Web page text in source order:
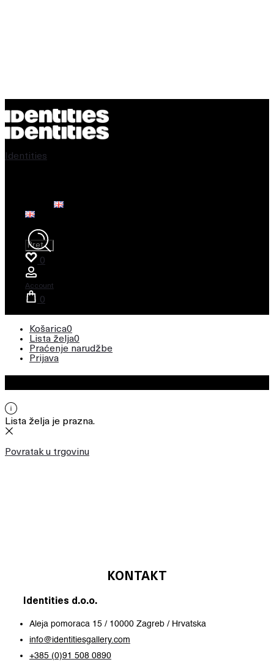
Identities
for:
0
Account
0
Košarica0
Lista želja0
Praćenje narudžbe
Prijava
Lista želja je prazna.
Povratak u trgovinu
KONTAKT
Identities d.o.o.
Aleja pomoraca 15 / 10000 Zagreb / Hrvatska
info@identitiesgallery.com
+385 (0)91 508 0890